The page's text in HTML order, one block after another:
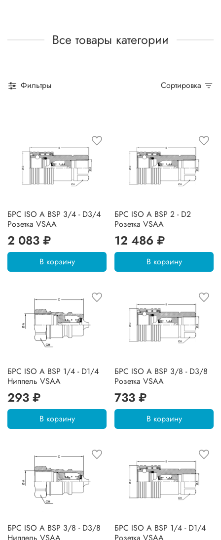
Все товары категории
Фильтры Сортировка
БРС ISO A BSP 3/4 - D3/4
Розетка VSAA
2 083 ₽
В корзину
БРС ISO A BSP 2 - D2
Розетка VSAA
12 486 ₽
В корзину
БРС ISO A BSP 1/4 - D1/4
Ниппель VSAA
293 ₽
В корзину
БРС ISO A BSP 3/8 - D3/8
Розетка VSAA
733 ₽
В корзину
БРС ISO A BSP 3/8 - D3/8
БРС ISO A BSP 1/4 - D1/4